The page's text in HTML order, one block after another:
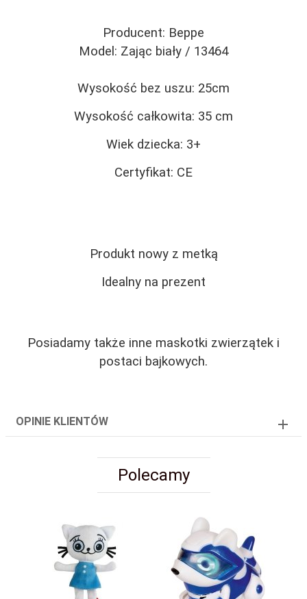
Producent: Beppe
Model: Zając biały / 13464
Wysokość bez uszu: 25cm
Wysokość całkowita: 35 cm
Wiek dziecka: 3+
Certyfikat: CE
Produkt nowy z metką
Idealny na prezent
Posiadamy także inne maskotki zwierzątek i
postaci bajkowych.
OPINIE KLIENTÓW
Polecamy